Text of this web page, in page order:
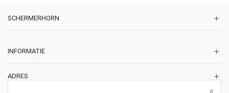
SCHERMERHORN
INFORMATIE
ADRES